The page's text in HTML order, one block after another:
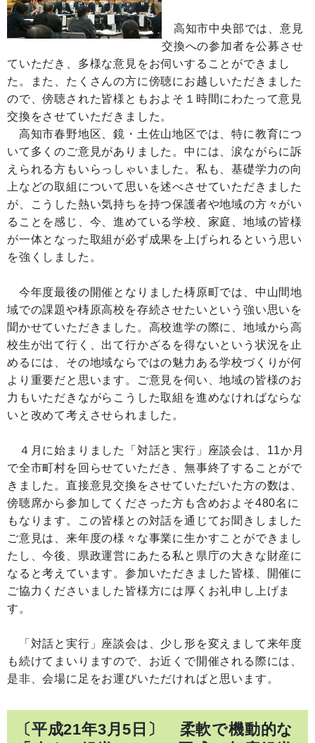
高知市中央部では、意見
交換への参加者を公募させ
ていただき、多様な意見をお伺いすることができまし
た。また、たくさんの方に傍聴にお越しいただきました
ので、傍聴された皆様ともおよそ１時間にわたって意見
交換をさせていただきました。
高知市春野地区、鏡・土佐山地区では、特に教育につ
いて多くのご意見がありました。中には、涙ながらに訴
えられる方もいらっしゃいました。私も、基礎学力の向
上などの取組について思いを述べさせていただきました
が、こうした熱い気持ちを持つ保護者や地域の方々がい
ることを感じ、今、進めている学校、家庭、地域の皆様
が一体となった取組が必ず成果を上げられるという思い
を強くしました。
今年度最後の開催となりました梼原町では、中山間地
域での課題や梼原高校を存続させたいという強い思いを
聞かせていただきました。高校進学の際に、地域から高
校生が出て行く、出て行かざるを得ないという状況を止
めるには、その地域ならではの魅力ある学校づくりが何
より重要だと思います。ご意見を伺い、地域の皆様のお
力もいただきながらこうした取組を進めなければならな
いと改めて考えさせられました。
４月に始まりました「対話と実行」座談会は、11か月
で全市町村を回らせていただき、無事終了することがで
きました。直接意見交換をさせていただいた方の数は、
傍聴席から参加してくださった方も含めおよそ480名に
もなります。この皆様との対話を通じてお聞きしました
ご意見は、来年度の様々な事業に生かすことができまし
たし、今後、県政運営にあたる私と県庁の大きな財産に
なると考えています。参加いただきました皆様、開催に
ご協力くださいました皆様方には厚くお礼申し上げま
す。
「対話と実行」座談会は、少し形を変えまして来年度
も続けてまいりますので、お近くで開催される際には、
是非、会場に足をお運びいただければと思います。
〔平成21年3月5日〕 柔軟で機動的な